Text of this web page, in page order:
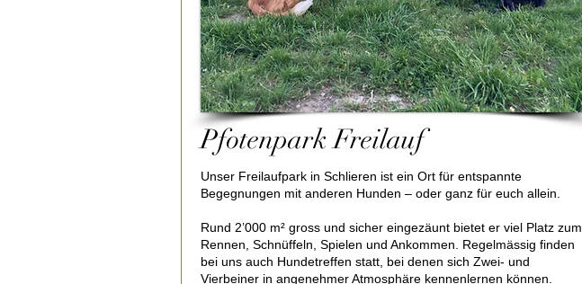
Pfotenpark Freilauf
Unser Freilaufpark in Schlieren ist ein Ort für entspannte
Begegnungen mit anderen Hunden – oder ganz für euch allein.
Rund 2’000 m² gross und sicher eingezäunt bietet er viel Platz zum
Rennen, Schnüffeln, Spielen und Ankommen. Regelmässig finden
bei uns auch Hundetreffen statt, bei denen sich Zwei- und
Vierbeiner in angenehmer Atmosphäre kennenlernen können.